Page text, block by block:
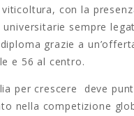
con la
sempre
grazie a
e 56 al centro.
per crescere deve
nella competizione